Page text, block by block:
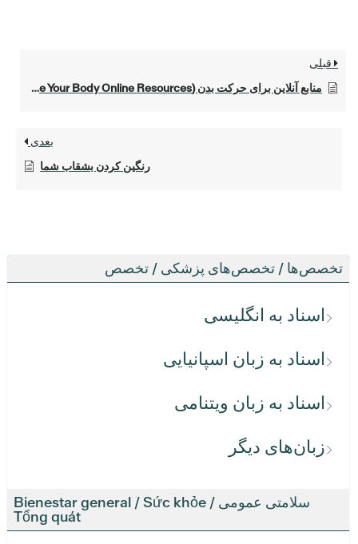
تخصص‌ها / تخصص‌های پزشکی / تخصص
اسناد به انگلیسی
اسناد به زبان اسپانیایی
اسناد به زبان ویتنامی
زبان‌های دیگر
سلامتی عمومی / Bienestar general / Sức khỏe
Tổng quát
قبلی
منابع آنلاین برای حرکت بدن (Move Your Body Online Resources)
بعدی
رنگین کردن بشقاب شما